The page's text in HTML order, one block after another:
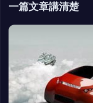
一篇文章講清楚